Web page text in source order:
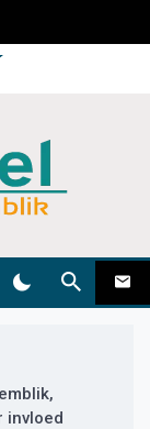
invloed